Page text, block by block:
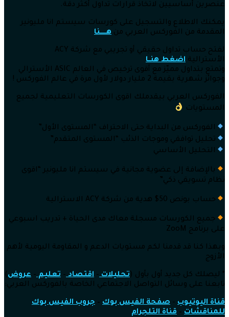
عنصرين أساسيين لاتخاذ قرارات تداول أكثر دقة.
يمكنك الاطلاع والتسجيل على كورسات سيستم انا مليونير
المقدمة من الفوركس العربي من هــــــنا
لفتح حساب تداول حقيقي أو تجريبي مع شركة ACY
الأسترالية اضغط هنــا
وتمتع بتداول مميّز مع أقوى ترخيص في العالم ASIC الأسترالي
وجوائز شهرية بقيمة 2 مليار دولار لأول مرة في عالم الفوركس !
الفوركس العربي بيقدملك اقوى الكورسات التعليمية لجميع
المستويات
الفوركس من البداية حتى الاحتراف “المستوى الأول”
تحليل توافقي وموجات الذئب “المستوى المتقدم”
التحليل الأساسي
بالإضافة إلى عضوية مجانية في سيستم انا مليونير “اقوى
نظام تسويقي ذكي”
حساب بونص 50$ هدية من شركة ACY الاسترالية
جميع الكورسات مسجلة معاك مدى الحياة + تدريب اسبوعي
على برنامج ZooM
وبهذا كنا قد قدمنا لكم مستويات الدعم و المقاومة اليومية لأهم
الأزوج
* ليصلك كل جديد أول بأول (تحليلات– اقتصاد– تعليم– عروض)
تابعنا على وسائل التواصل الاجتماعي الخاصة بالفوركس العربي:
قناة اليوتيوب – صفحة الفيس بوك – جروب الفيس بوك
للمناقشات – قناة التلجرام